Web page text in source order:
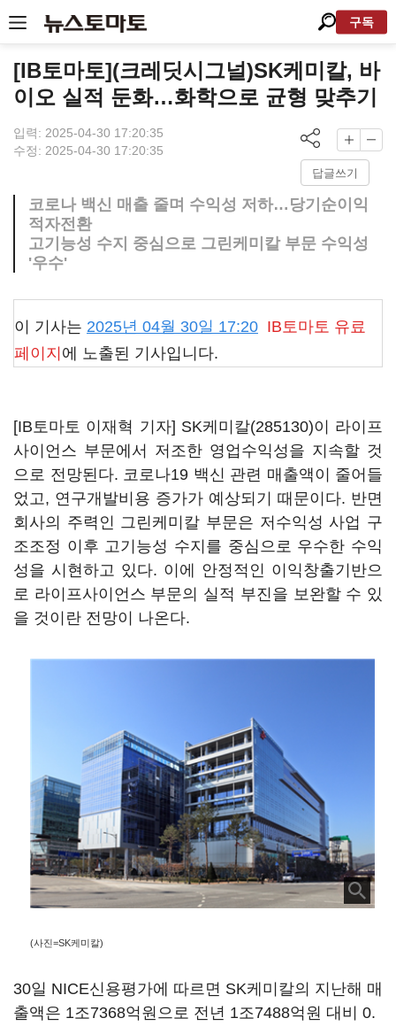
구독
[IB토마토](크레딧시그널)SK케미칼, 바
이오 실적 둔화…화학으로 균형 맞추기
입력: 2025-04-30 17:20:35
수정: 2025-04-30 17:20:35
답글쓰기
코로나 백신 매출 줄며 수익성 저하…당기순이익
적자전환
고기능성 수지 중심으로 그린케미칼 부문 수익성
'우수'
이 기사는 2025년 04월 30일 17:20 IB토마토 유료
페이지 에 노출된 기사입니다.
[IB토마토 이재혁 기자] SK케미칼(285130)이 라이프
사이언스 부문에서 저조한 영업수익성을 지속할 것
으로 전망된다. 코로나19 백신 관련 매출액이 줄어들
었고, 연구개발비용 증가가 예상되기 때문이다. 반면
회사의 주력인 그린케미칼 부문은 저수익성 사업 구
조조정 이후 고기능성 수지를 중심으로 우수한 수익
성을 시현하고 있다. 이에 안정적인 이익창출기반으
로 라이프사이언스 부문의 실적 부진을 보완할 수 있
을 것이란 전망이 나온다.
(사진=SK케미칼)
30일 NICE신용평가에 따르면 SK케미칼의 지난해 매
출액은 1조7368억원으로 전년 1조7488억원 대비 0.